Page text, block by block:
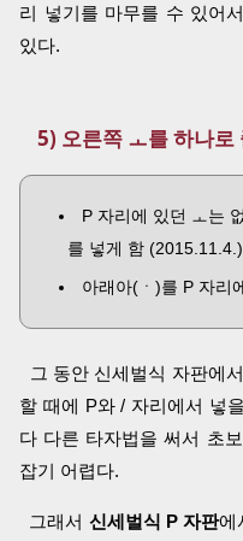
리 넣기를 마무를 수 있어
있다.
5) 오른쪽 ㅗ를 하나로
P 자리에 있던 ㅗ는
를 넣게 함 (2015.11.4.)
아래아(ㆍ)를 P 자리
그 동안 신세벌식 자판에
할 때에 P와 / 자리에서 넣
다 다른 타자법을 써서 초
잡기 어렵다.
그래서 신세벌식 P 자판에